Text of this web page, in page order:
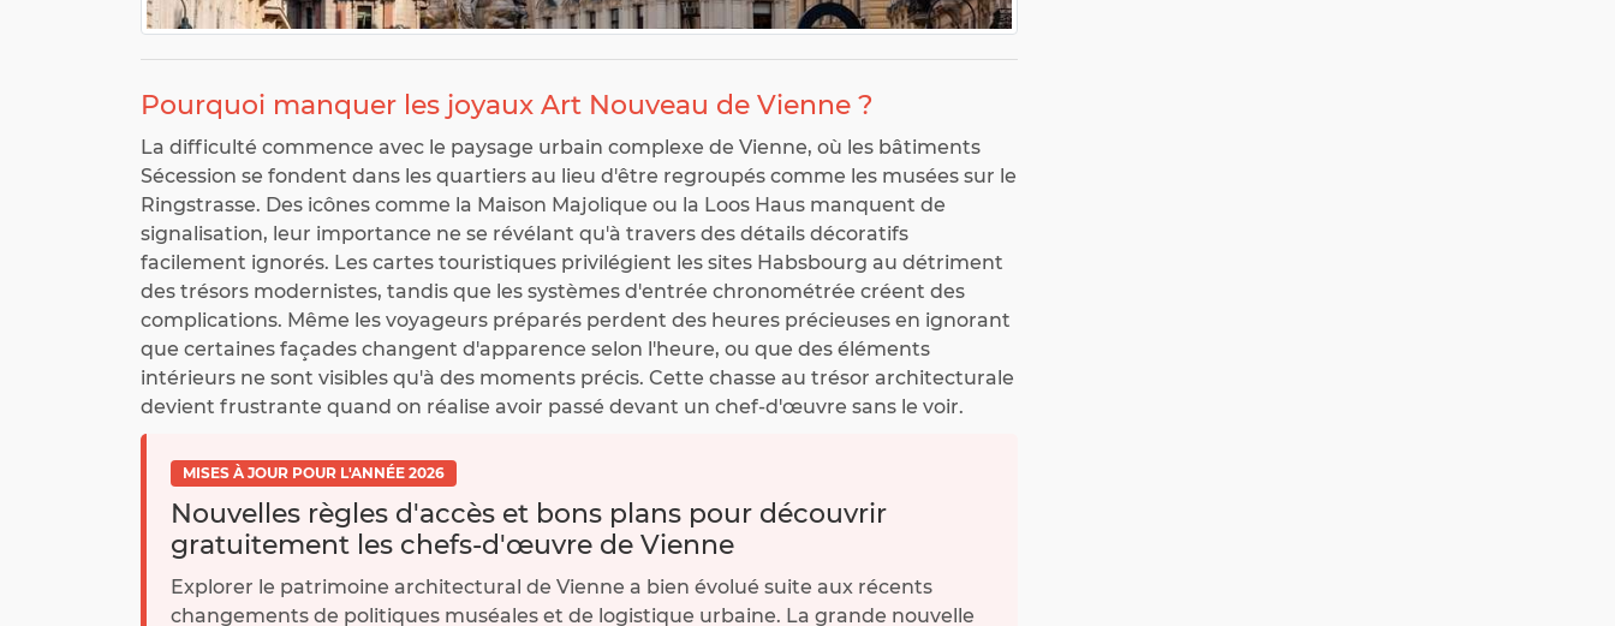
Pourquoi manquer les joyaux Art Nouveau de Vienne ?
La difficulté commence avec le paysage urbain complexe de Vienne, où les bâtiments
Sécession se fondent dans les quartiers au lieu d'être regroupés comme les musées sur le
Ringstrasse. Des icônes comme la Maison Majolique ou la Loos Haus manquent de
signalisation, leur importance ne se révélant qu'à travers des détails décoratifs
facilement ignorés. Les cartes touristiques privilégient les sites Habsbourg au détriment
des trésors modernistes, tandis que les systèmes d'entrée chronométrée créent des
complications. Même les voyageurs préparés perdent des heures précieuses en ignorant
que certaines façades changent d'apparence selon l'heure, ou que des éléments
intérieurs ne sont visibles qu'à des moments précis. Cette chasse au trésor architecturale
devient frustrante quand on réalise avoir passé devant un chef-d'œuvre sans le voir.
MISES À JOUR POUR L'ANNÉE 2026
Nouvelles règles d'accès et bons plans pour découvrir
gratuitement les chefs-d'œuvre de Vienne
Explorer le patrimoine architectural de Vienne a bien évolué suite aux récents
changements de politiques muséales et de logistique urbaine. La grande nouvelle